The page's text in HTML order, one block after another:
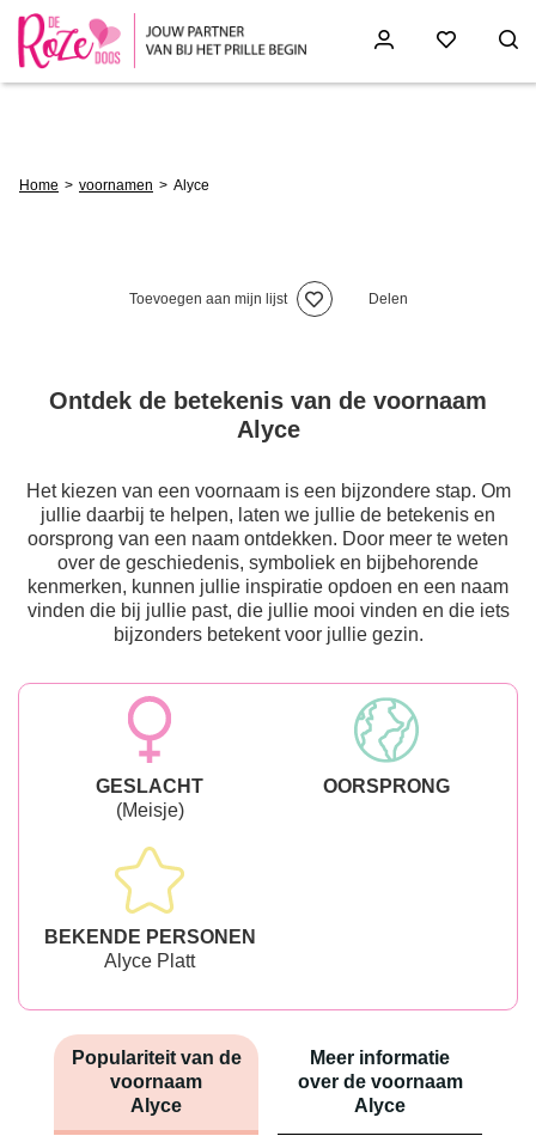
Home voornamen Alyce
Toevoegen aan mijn lijst Delen
Ontdek de betekenis van de voornaam
Alyce
Het kiezen van een voornaam is een bijzondere stap. Om
jullie daarbij te helpen, laten we jullie de betekenis en
oorsprong van een naam ontdekken. Door meer te weten
over de geschiedenis, symboliek en bijbehorende
kenmerken, kunnen jullie inspiratie opdoen en een naam
vinden die bij jullie past, die jullie mooi vinden en die iets
bijzonders betekent voor jullie gezin.
GESLACHT
(Meisje)
OORSPRONG
BEKENDE PERSONEN
Alyce Platt
Populariteit van de
voornaam
Alyce
Meer informatie
over de voornaam
Alyce